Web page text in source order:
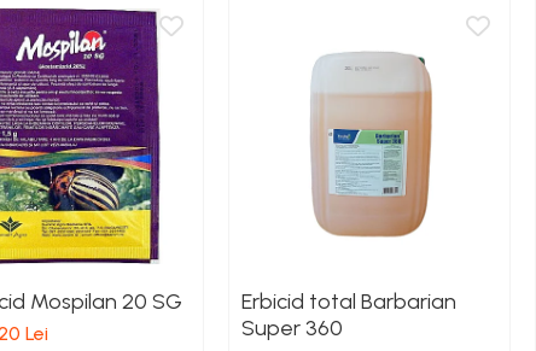
Mospilan 20 SG
Lei
Erbicid total Barbarian
Super 360